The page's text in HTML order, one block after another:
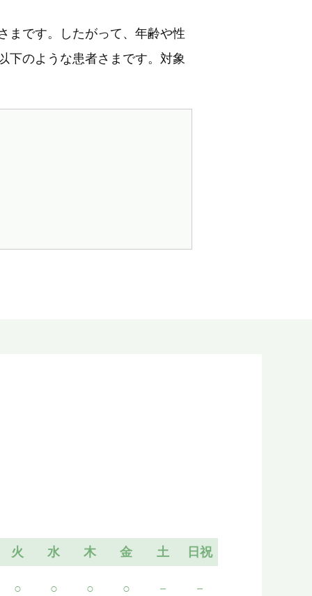
まです。したがって、年齢や性
下のような患者さまです。対象
火 水 木 金 土 日祝
○ ○ ○ ○ － －